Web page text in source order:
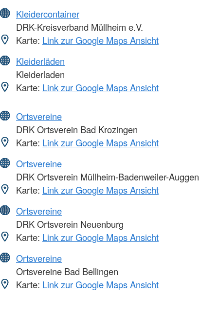
Kleidercontainer
DRK-Kreisverband Müllheim e.V.
Karte: Link zur Google Maps Ansicht
Kleiderläden
Kleiderladen
Karte: Link zur Google Maps Ansicht
Ortsvereine
DRK Ortsverein Bad Krozingen
Karte: Link zur Google Maps Ansicht
Ortsvereine
DRK Ortsverein Müllheim-Badenweiler-Auggen
Karte: Link zur Google Maps Ansicht
Ortsvereine
DRK Ortsverein Neuenburg
Karte: Link zur Google Maps Ansicht
Ortsvereine
Ortsvereine Bad Bellingen
Karte: Link zur Google Maps Ansicht